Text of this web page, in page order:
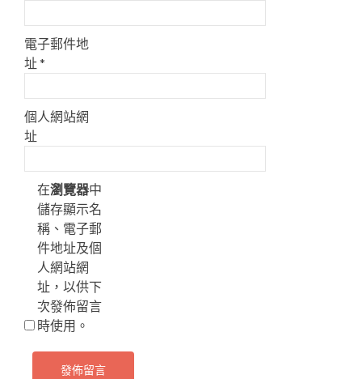
電子郵件地
址*
個人網站網
址
在瀏覽器中
儲存顯示名
稱、電子郵
件地址及個
人網站網
址，以供下
次發佈留言
時使用。